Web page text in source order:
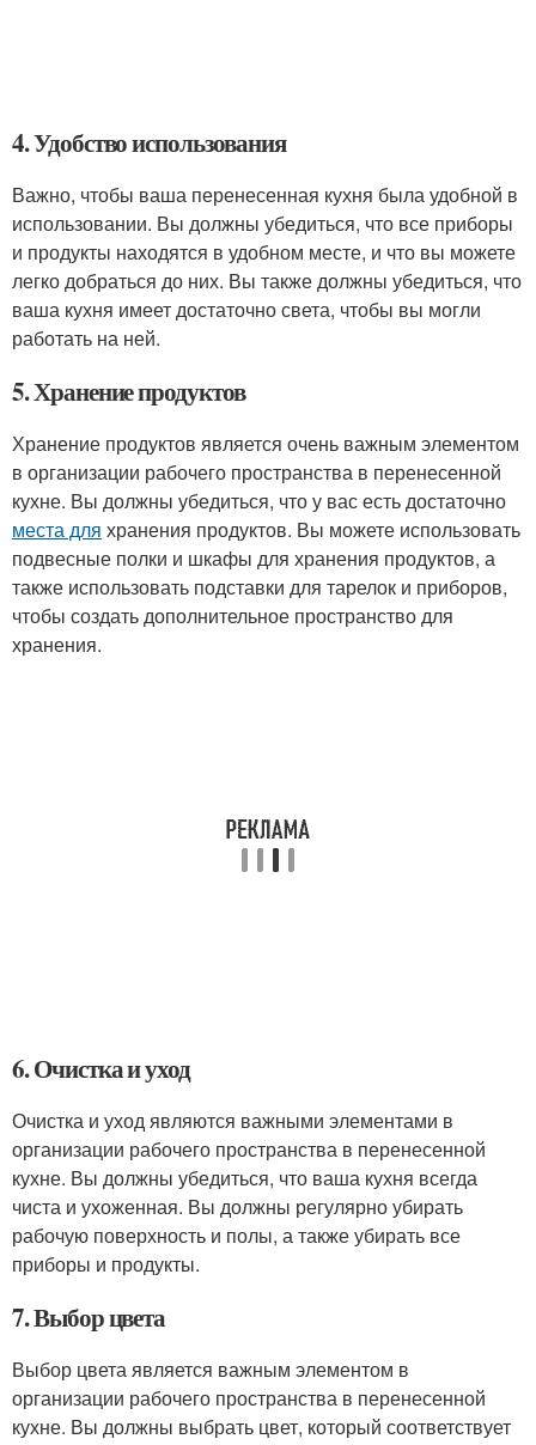
4. Удобство использования
Важно, чтобы ваша перенесенная кухня была удобной в
использовании. Вы должны убедиться, что все приборы
и продукты находятся в удобном месте, и что вы можете
легко добраться до них. Вы также должны убедиться, что
ваша кухня имеет достаточно света, чтобы вы могли
работать на ней.
5. Хранение продуктов
Хранение продуктов является очень важным элементом
в организации рабочего пространства в перенесенной
кухне. Вы должны убедиться, что у вас есть достаточно
места для хранения продуктов. Вы можете использовать
подвесные полки и шкафы для хранения продуктов, а
также использовать подставки для тарелок и приборов,
чтобы создать дополнительное пространство для
хранения.
6. Очистка и уход
Очистка и уход являются важными элементами в
организации рабочего пространства в перенесенной
кухне. Вы должны убедиться, что ваша кухня всегда
чиста и ухоженная. Вы должны регулярно убирать
рабочую поверхность и полы, а также убирать все
приборы и продукты.
7. Выбор цвета
Выбор цвета является важным элементом в
организации рабочего пространства в перенесенной
кухне. Вы должны выбрать цвет, который соответствует